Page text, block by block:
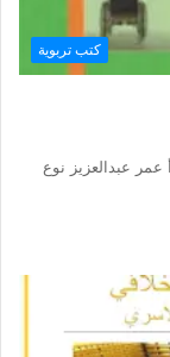
كتب تربوية
عبدالعزيز نوع